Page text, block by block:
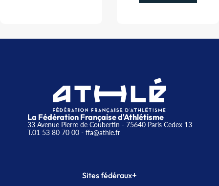
La Fédération Française d'Athlétisme
33 Avenue Pierre de Coubertin - 75640 Paris Cedex 13
T.01 53 80 70 00- ffa@athle.fr
Sites fédéraux+